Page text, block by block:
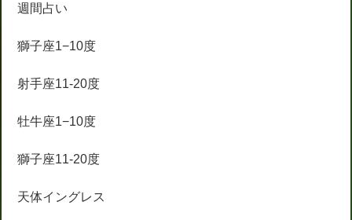
週間占い
獅子座1−10度
射手座11-20度
牡牛座1−10度
獅子座11-20度
天体イングレス